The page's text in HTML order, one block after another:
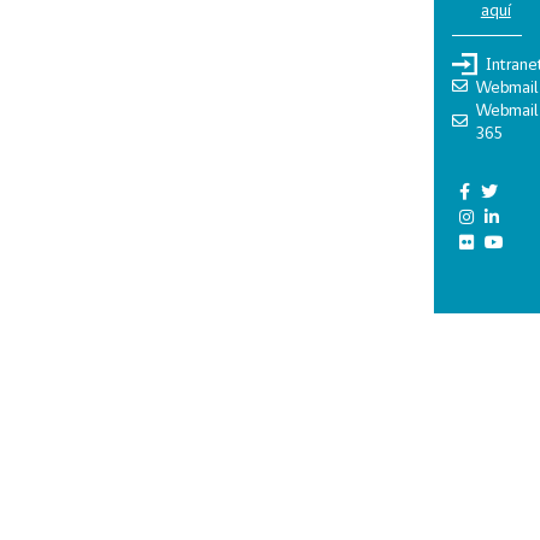
aquí
Webmail
Webmail
365